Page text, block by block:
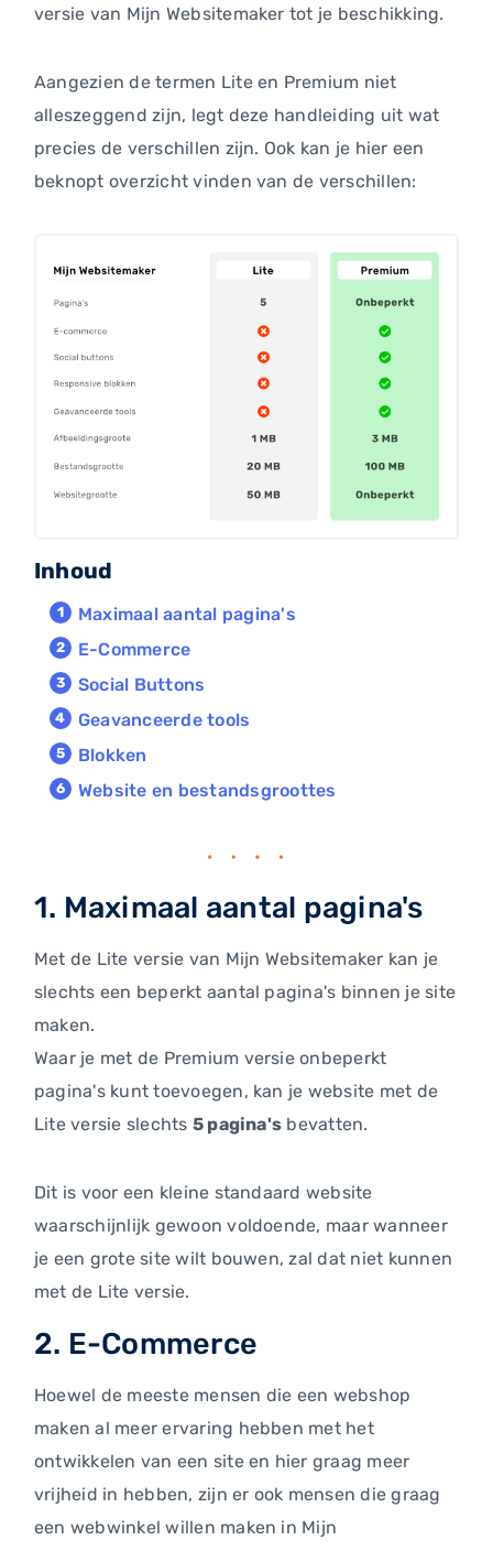
versie van Mijn Websitemaker tot je beschikking.
Aangezien de termen Lite en Premium niet
alleszeggend zijn, legt deze handleiding uit wat
precies de verschillen zijn. Ook kan je hier een
beknopt overzicht vinden van de verschillen:
Inhoud
Maximaal aantal pagina's
E-Commerce
Social Buttons
Geavanceerde tools
Blokken
Website en bestandsgroottes
1. Maximaal aantal pagina's
Met de Lite versie van Mijn Websitemaker kan je
slechts een beperkt aantal pagina's binnen je site
maken.
Waar je met de Premium versie onbeperkt
pagina's kunt toevoegen, kan je website met de
Lite versie slechts 5 pagina's bevatten.
Dit is voor een kleine standaard website
waarschijnlijk gewoon voldoende, maar wanneer
je een grote site wilt bouwen, zal dat niet kunnen
met de Lite versie.
2. E-Commerce
Hoewel de meeste mensen die een webshop
maken al meer ervaring hebben met het
ontwikkelen van een site en hier graag meer
vrijheid in hebben, zijn er ook mensen die graag
een webwinkel willen maken in Mijn